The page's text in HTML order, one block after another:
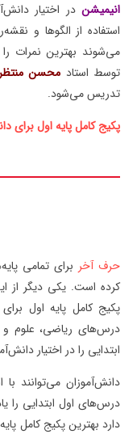
انیمیشن در اختیار
استفاده از الگوها و
می‌شوند بهترین نمرات
توسط استاد محسن
تدریس می‌شود.
پکیج کامل پایه اول برای
حرف آخر برای تمامی
کرده است. یکی دیگر از
پکیج کامل پایه اول
درس‌های ریاضی، علوم
ابتدایی را در اختیار
دانش‌آموزان می‌توانند با
درس‌های اول ابتدایی را
دارد بهترین پکیج کامل